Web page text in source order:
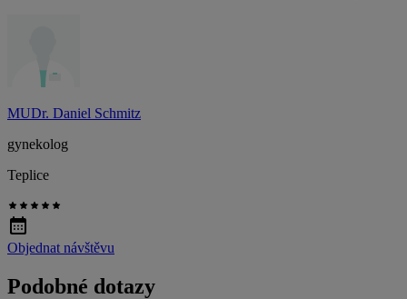
MUDr. Daniel Schmitz
gynekolog
Teplice
Objednat návštěvu
Podobné dotazy